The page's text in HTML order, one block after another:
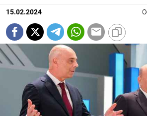
15.02.2024